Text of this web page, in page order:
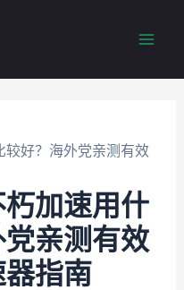
较好？海外党亲测有效
加速用什
亲测有效
器指南